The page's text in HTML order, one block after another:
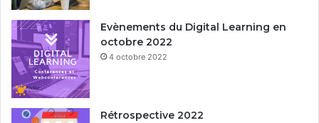
Evènements du Digital Learning en
octobre 2022
4 octobre 2022
Rétrospective 2022